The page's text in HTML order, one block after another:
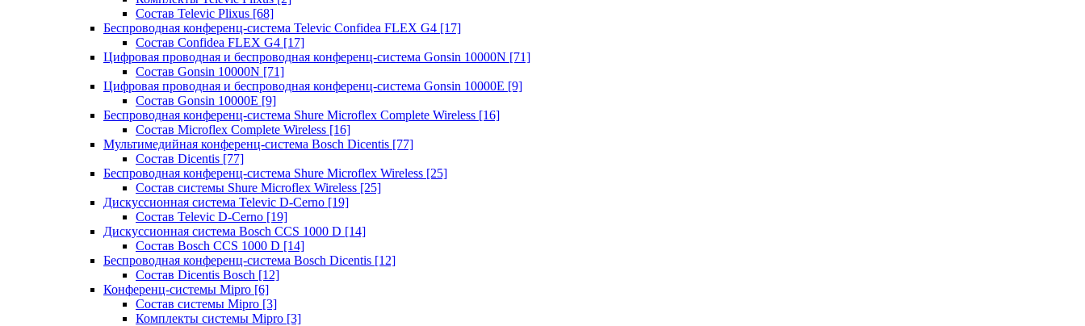
Состав Televic Plixus [68]
Беспроводная конференц-система Televic Confidea FLEX G4 [17]
Состав Confidea FLEX G4 [17]
Цифровая проводная и беспроводная конференц-система Gonsin 10000N [71]
Состав Gonsin 10000N [71]
Цифровая проводная и беспроводная конференц-система Gonsin 10000E [9]
Состав Gonsin 10000E [9]
Беспроводная конференц-система Shure Microflex Complete Wireless [16]
Состав Microflex Complete Wireless [16]
Мультимедийная конференц-система Bosch Dicentis [77]
Состав Dicentis [77]
Беспроводная конференц-система Shure Microflex Wireless [25]
Состав системы Shure Microflex Wireless [25]
Дискуссионная система Televic D-Cerno [19]
Состав Televic D-Cerno [19]
Дискуссионная система Bosch CCS 1000 D [14]
Состав Bosch CCS 1000 D [14]
Беспроводная конференц-система Bosch Dicentis [12]
Состав Dicentis Bosch [12]
Конференц-системы Mipro [6]
Состав системы Mipro [3]
Комплекты системы Mipro [3]